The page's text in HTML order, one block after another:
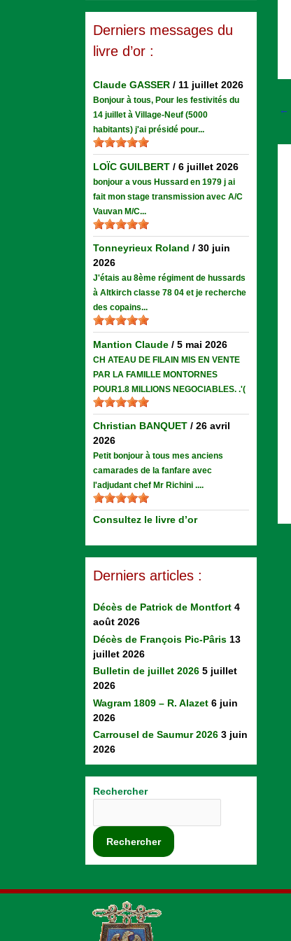
Derniers messages du
livre d’or :
Claude GASSER / 11 juillet 2026
Bonjour à tous, Pour les festivités du
14 juillet à Village-Neuf (5000
habitants) j'ai présidé pour...
LOÏC GUILBERT /6 juillet 2026
bonjour a vous Hussard en 1979 j ai
fait mon stage transmission avec A/C
Vauvan M/C...
Tonneyrieux Roland /30 juin
2026
J'étais au 8ème régiment de hussards
à Altkirch classe 78 04 et je recherche
des copains...
Mantion Claude /5 mai 2026
CH ATEAU DE FILAIN MIS EN VENTE
PAR LA FAMILLE MONTORNES
POUR1.8 MILLIONS NEGOCIABLES. .'(
Christian BANQUET /26 avril
2026
Petit bonjour à tous mes anciens
camarades de la fanfare avec
l'adjudant chef Mr Richini ....
Consultez le livre d’or
Derniers articles :
Décès de Patrick de Montfort 4
août 2026
Décès de François Pic-Pâris 13
juillet 2026
Bulletin de juillet 2026 5 juillet
2026
Wagram 1809 – R. Alazet 6 juin
2026
Carrousel de Saumur 2026 3 juin
2026
Rechercher
Rechercher
←